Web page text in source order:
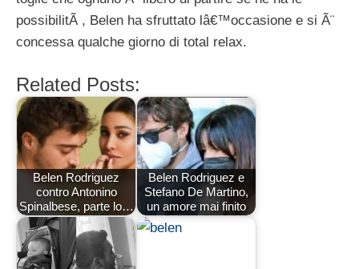
possibilitÃ , Belen ha sfruttato lâ€™occasione e si Ã¨
concessa qualche giorno di total relax.
Related Posts:
Belen Rodriguez
contro Antonino
Spinalbese, parte lo…
Belen Rodriguez e
Stefano De Martino,
un amore mai finito